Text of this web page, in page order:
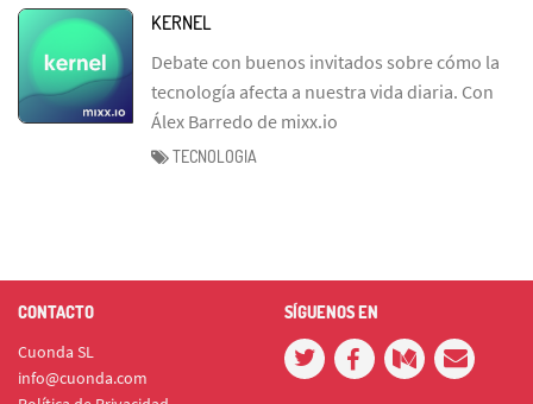
KERNEL
Debate con buenos invitados sobre cómo la
tecnología afecta a nuestra vida diaria. Con
Álex Barredo de mixx.io
TECNOLOGIA
CONTACTO
Cuonda SL
info@cuonda.com
SÍGUENOS EN